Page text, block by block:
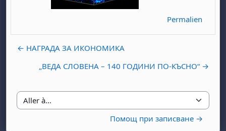
Permalien
← НАГРАДА ЗА ИКОНОМИКА
„ВЕДА СЛОВЕНА – 140 ГОДИНИ ПО-КЪСНО“ →
Aller à…
Помощ при записване →